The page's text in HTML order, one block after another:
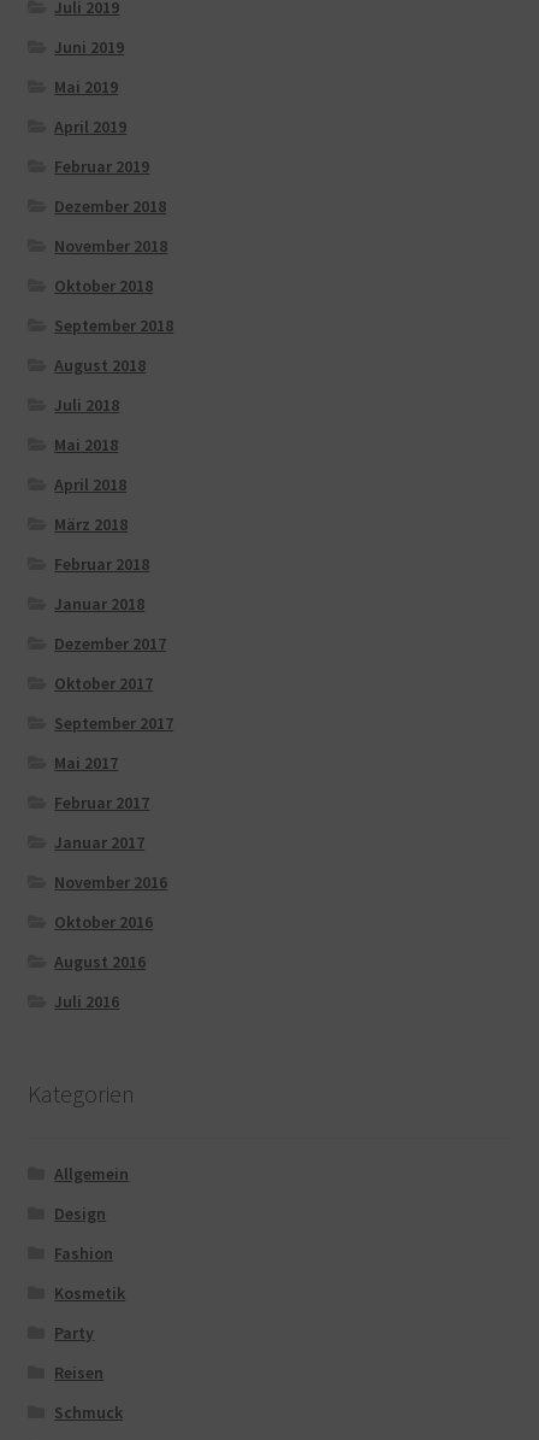
Juli 2019
Juni 2019
Mai 2019
April 2019
Februar 2019
Dezember 2018
November 2018
Oktober 2018
September 2018
August 2018
Juli 2018
Mai 2018
April 2018
März 2018
Februar 2018
Januar 2018
Dezember 2017
Oktober 2017
September 2017
Mai 2017
Februar 2017
Januar 2017
November 2016
Oktober 2016
August 2016
Juli 2016
Kategorien
Allgemein
Design
Fashion
Kosmetik
Party
Reisen
Schmuck